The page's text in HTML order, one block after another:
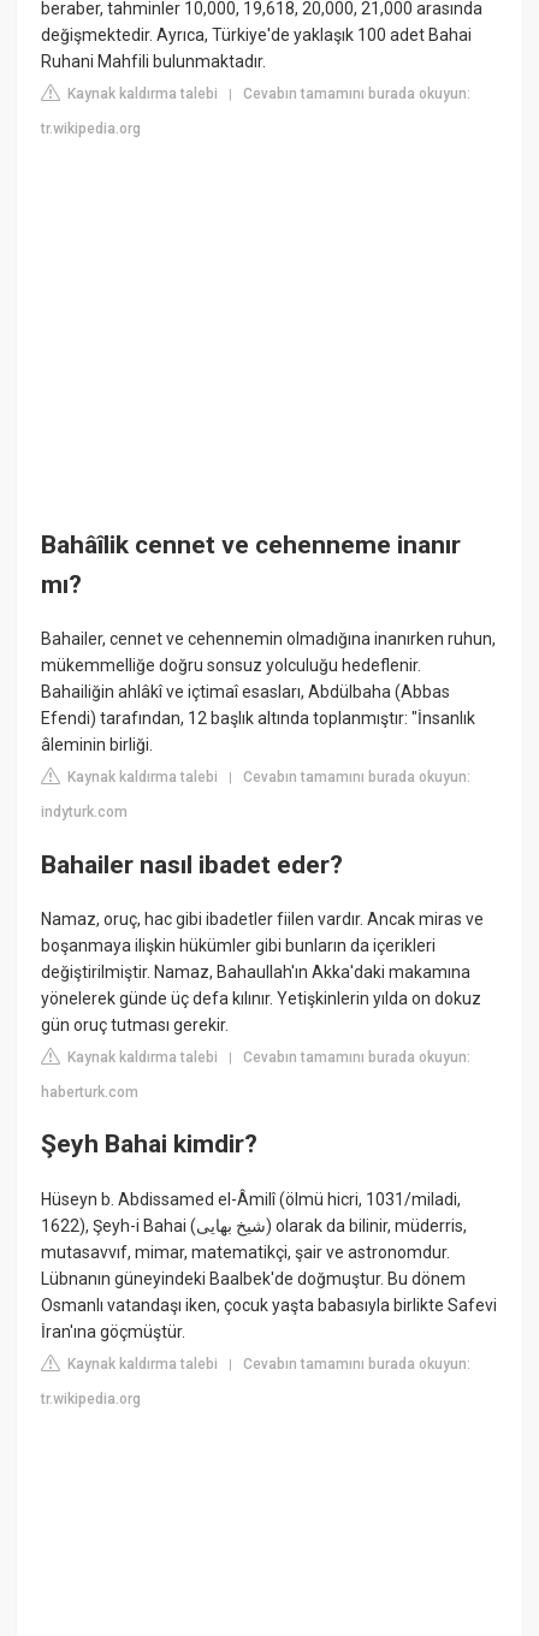
beraber, tahminler 10,000, 19,618, 20,000, 21,000 arasında
değişmektedir. Ayrıca, Türkiye'de yaklaşık 100 adet Bahai
Ruhani Mahfili bulunmaktadır.
Kaynak kaldırma talebi |Cevabın tamamını burada okuyun:
tr.wikipedia.org
Bahâîlik cennet ve cehenneme inanır
mı?
Bahailer, cennet ve cehennemin olmadığına inanırken ruhun,
mükemmelliğe doğru sonsuz yolculuğu hedeflenir.
Bahailiğin ahlâkî ve içtimaî esasları, Abdülbaha (Abbas
Efendi) tarafından, 12 başlık altında toplanmıştır: "İnsanlık
âleminin birliği.
Kaynak kaldırma talebi |Cevabın tamamını burada okuyun:
indyturk.com
Bahailer nasıl ibadet eder?
Namaz, oruç, hac gibi ibadetler fiilen vardır. Ancak miras ve
boşanmaya ilişkin hükümler gibi bunların da içerikleri
değiştirilmiştir. Namaz, Bahaullah'ın Akka'daki makamına
yönelerek günde üç defa kılınır. Yetişkinlerin yılda on dokuz
gün oruç tutması gerekir.
Kaynak kaldırma talebi |Cevabın tamamını burada okuyun:
haberturk.com
Şeyh Bahai kimdir?
Hüseyn b. Abdissamed el-Âmilî (ölmü hicri, 1031/miladi,
1622), Şeyh-i Bahai (شیخ بهایی) olarak da bilinir, müderris,
mutasavvıf, mimar, matematikçi, şair ve astronomdur.
Lübnanın güneyindeki Baalbek'de doğmuştur. Bu dönem
Osmanlı vatandaşı iken, çocuk yaşta babasıyla birlikte Safevi
İran'ına göçmüştür.
Kaynak kaldırma talebi |Cevabın tamamını burada okuyun:
tr.wikipedia.org